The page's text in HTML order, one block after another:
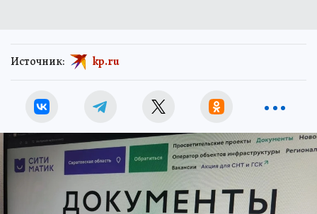
Источник: kp.ru